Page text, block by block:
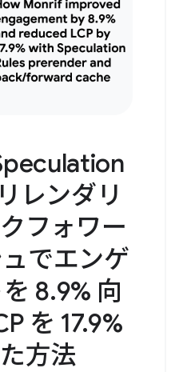
レンダリ
フォワー
でエンゲ
8.9% 向
を 17.9%
方法